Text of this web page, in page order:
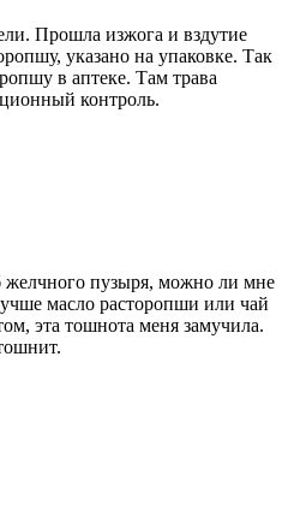
Прошла изжога и вздутие
указано на упаковке. Так
в аптеке. Там трава
контроль.
желчного пузыря, можно ли мне
масло расторопши или чай
эта тошнота меня замучила.